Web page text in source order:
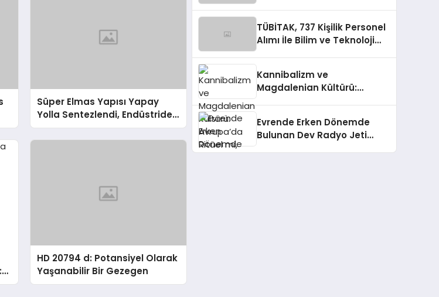
Süper Elmas Yapısı Yapay
Yolla Sentezlendi, Endüstride
Devrim Yaratabilir!
HD 20794 d: Potansiyel Olarak
Yaşanabilir Bir Gezegen
TÜBİTAK, 737 Kişilik Personel
Alımı İle Bilim ve Teknoloji
Kannibalizm ve
Magdalenian Kültürü:
Evrende Erken Dönemde
Bulunan Dev Radyo Jeti